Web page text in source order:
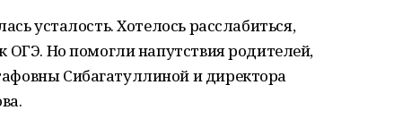
усталость. Хотелось расслабиться,
ОГЭ. Но помогли напутствия родителей,
Сибагатуллиной и директора